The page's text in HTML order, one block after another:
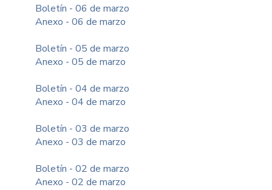
Boletín - 06 de marzo
Anexo - 06 de marzo
Boletín - 05 de marzo
Anexo - 05 de marzo
Boletín - 04 de marzo
Anexo - 04 de marzo
Boletín - 03 de marzo
Anexo - 03 de marzo
Boletín - 02 de marzo
Anexo - 02 de marzo